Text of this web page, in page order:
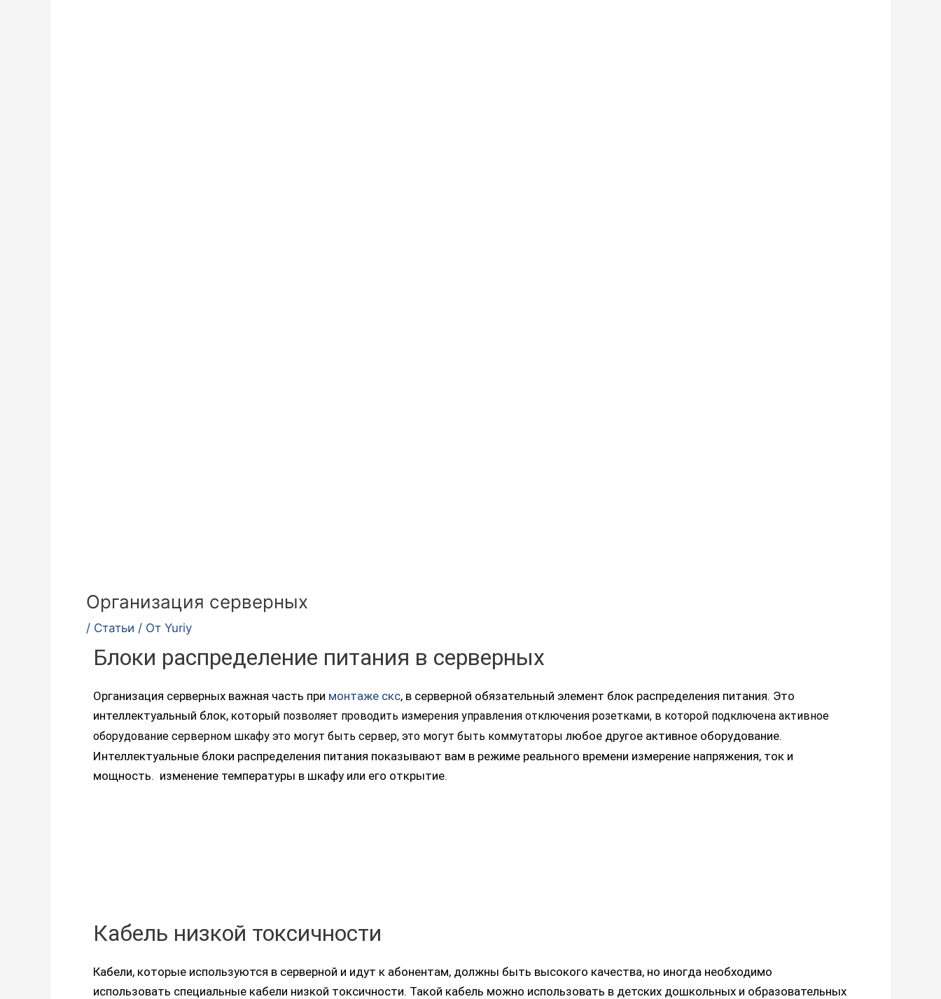
Организация серверных
/ Статьи / От Yuriy
Блоки распределение питания в серверных
Организация серверных важная часть при монтаже скс, в серверной обязательный элемент блок распределения питания. Это
интеллектуальный блок, который позволяет проводить измерения управления отключения розетками, в которой подключена активное
оборудование серверном шкафу это могут быть сервер, это могут быть коммутаторы любое другое активное оборудование.
Интеллектуальные блоки распределения питания показывают вам в режиме реального времени измерение напряжения, ток и
мощность. изменение температуры в шкафу или его открытие.
Кабель низкой токсичности
Кабели, которые используются в серверной и идут к абонентам, должны быть высокого качества, но иногда необходимо
использовать специальные кабели низкой токсичности. Такой кабель можно использовать в детских дошкольных и образовательных